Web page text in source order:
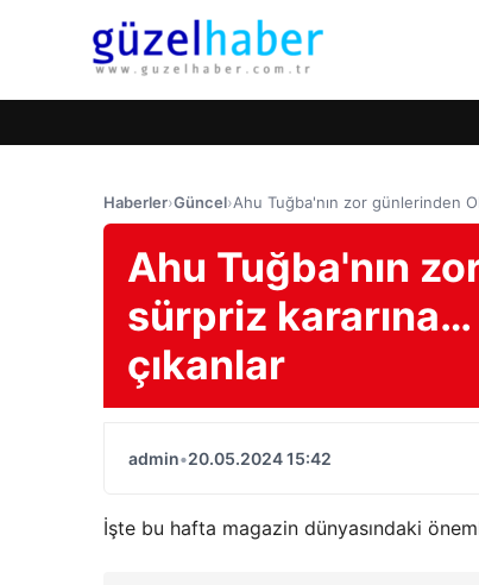
Haberler›Güncel›Ahu Tuğba'nın zor günlerinden
Ahu Tuğba'nın
sürpriz
çıkanlar
admin•20.05.2024 15:42
İşte bu hafta magazin dünyasındaki